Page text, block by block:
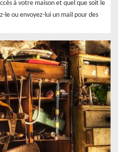
à votre maison et quel que soit le
le ou envoyez-lui un mail pour des